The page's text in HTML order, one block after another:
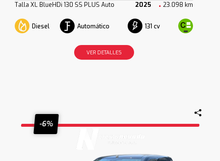
Talla XL BlueHDi 130 SS PLUS Auto 2025 23.098 km
Diesel Automático 131 cv
VER DETALLES
-6%